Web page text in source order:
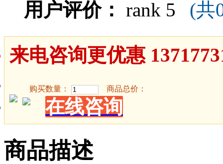
用户评价： (共
来电咨询更优惠
购买数量： 商品总价：
在线咨询
商品描述